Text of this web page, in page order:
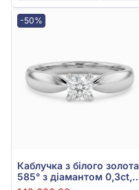
-50%
Каблучка з білого золота
585° з діамантом 0,3ct,